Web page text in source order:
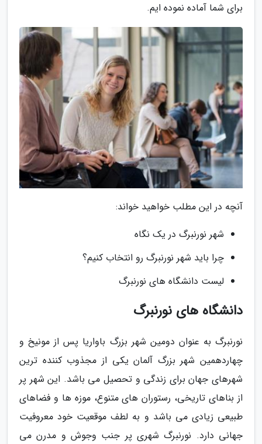
برای شما آماده نموده ایم.
آنچه در این مطلب خواهید خواند:
شهر نورنبرگ در یک نگاه
چرا باید شهر نورنبرگ رو انتخاب کنیم؟
لیست دانشگاه های نورنبرگ
دانشگاه های نورنبرگ
نورنبرگ به عنوان دومین شهر بزرگ باواریا پس از مونیخ و
چهاردهمین شهر بزرگ آلمان یکی از مجذوب کننده ترین
شهرهای جهان برای زندگی و تحصیل می باشد. این شهر پر
از بناهای تاریخی، رستوران های متنوع، موزه ها و فضاهای
طبیعی زیادی می باشد و به لطف موقعیت خود معروفیت
جهانی دارد. نورنبرگ شهری پر جنب وجوش و مدرن می